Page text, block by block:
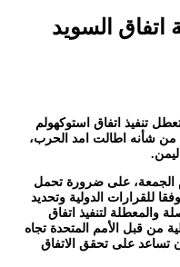
اتفاق السويد
تنفيذ اتفاق استوكهولم
من شأنه اطالت امد الحرب،
الجمعة، على ضرورة تحمل
للقرارات الدولية وتحديد
والمعطلة لتنفيذ اتفاق
من قبل الأمم المتحدة تجاه
ان تساعد على تحقق الاتفاق